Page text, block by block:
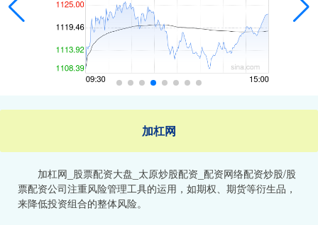
加杠网
加杠网_股票配资大盘_太原炒股配资_配资网络配资炒股/股
票配资公司注重风险管理工具的运用，如期权、期货等衍生品，
来降低投资组合的整体风险。